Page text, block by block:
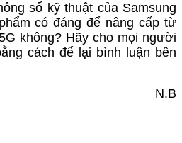
số kỹ thuật của Samsung
có đáng để nâng cấp từ
không? Hãy cho mọi người
cách để lại bình luận bên
N.B